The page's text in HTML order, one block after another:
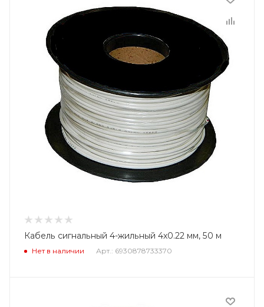
Кабель сигнальный 4-жильный 4x0.22 мм, 50 м
Нет в наличии Арт.: 6930878733370